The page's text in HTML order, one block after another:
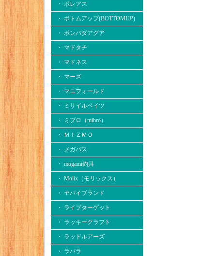
・ ボレアス
・ ボトムアップ(BOTTOMUP)
・ ボンバダアグア
・ マドタチ
・ マドネス
・ マーズ
・ マニフォールド
・ ミサイルベイツ
・ ミブロ（mibro）
・ ＭＩＺＭＯ
・ メガバス
・ mogami釣具
・ Molix（モリックス）
・ ヤバイブランド
・ ライブターゲット
・ ラッキークラフト
・ ラッドルアーズ
・ ラパラ